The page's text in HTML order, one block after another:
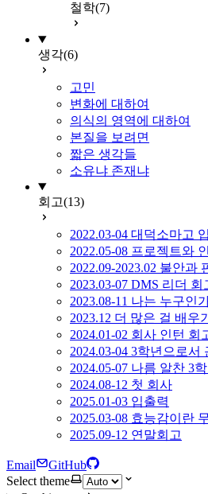
철학(7)
생각(6)
고민
변화에 대하여
의식의 영역에 대하여
본질을 보려면
짧은 생각들
소유냐 존재냐
회고(13)
2022.03-04 대덕소마고
2022.05-08 프로젝트와
2022.09-2023.02 불안과
2023.03-07 DMS 리더 회
2023.08-11 나는 누구인
2023.12 더 많은 걸 배우
2024.01-02 회사 인턴 회
2024.03-04 3학년으로서
2024.05-07 나름 알찬 3학
2024.08-12 첫 회사
2025.01-03 입출력
2025.03-08 효능감이란
2025.09-12 연말회고
Email
GitHub
Select theme